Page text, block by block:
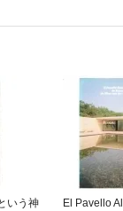
いう神
El Pavello